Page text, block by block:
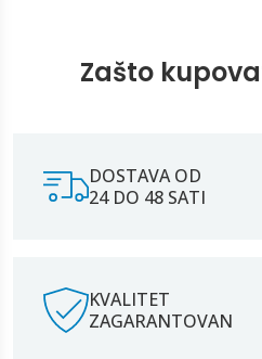
Zašto
DOSTAVA OD
24 DO 48 SATI
KVALITET
ZAGARANTOVAN